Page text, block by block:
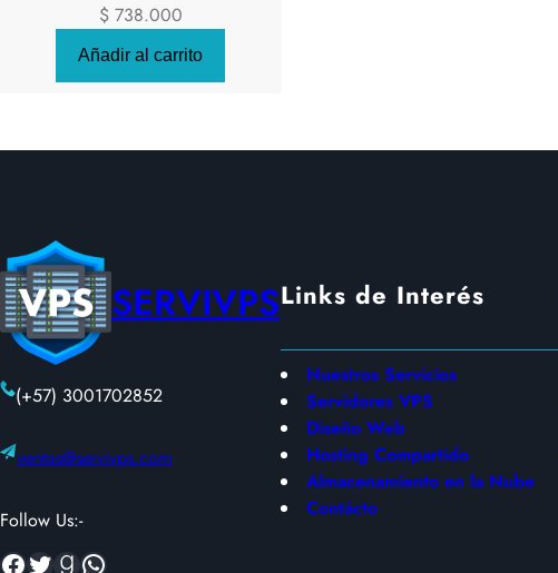
$738.000
Añadir al carrito
SERVIVPS
(+57) 3001702852
ventas@servivps.com
Follow Us:-
Facebook Twitter Goodreads WhatsApp
Links de Interés
Nuestros Servicios
Servidores VPS
Diseño Web
Hosting Compartido
Almacenamiento en la Nube
Contácto